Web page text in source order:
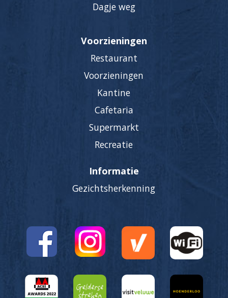
Dagje weg
Voorzieningen
Restaurant
Voorzieningen
Kantine
Cafetaria
Supermarkt
Recreatie
Informatie
Gezichtsherkenning